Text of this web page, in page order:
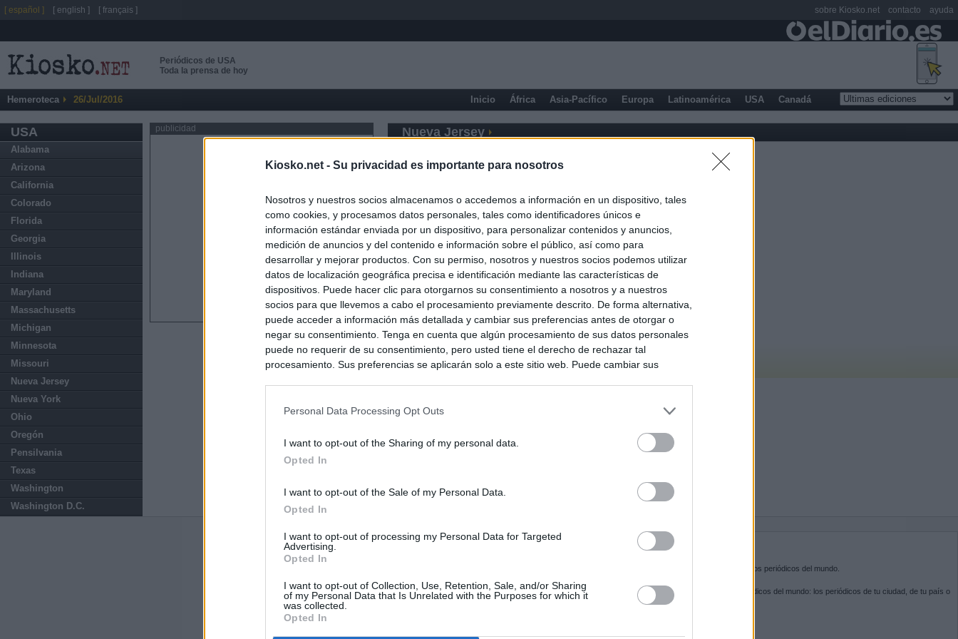
Kiosko.net - Su privacidad es importante para nosotros
Nosotros y nuestros socios almacenamos o accedemos a información en un dispositivo, tales
como cookies, y procesamos datos personales, tales como identificadores únicos e
información estándar enviada por un dispositivo, para personalizar contenidos y anuncios,
medición de anuncios y del contenido e información sobre el público, así como para
desarrollar y mejorar productos. Con su permiso, nosotros y nuestros socios podemos utilizar
datos de localización geográfica precisa e identificación mediante las características de
dispositivos. Puede hacer clic para otorgarnos su consentimiento a nosotros y a nuestros
socios para que llevemos a cabo el procesamiento previamente descrito. De forma alternativa,
puede acceder a información más detallada y cambiar sus preferencias antes de otorgar o
negar su consentimiento. Tenga en cuenta que algún procesamiento de sus datos personales
puede no requerir de su consentimiento, pero usted tiene el derecho de rechazar tal
procesamiento. Sus preferencias se aplicarán solo a este sitio web. Puede cambiar sus
Personal Data Processing Opt Outs
I want to opt-out of the Sharing of my personal data.
Opted In
I want to opt-out of the Sale of my Personal Data.
Opted In
I want to opt-out of processing my Personal Data for Targeted
Advertising.
Opted In
I want to opt-out of Collection, Use, Retention, Sale, and/or Sharing
of my Personal Data that Is Unrelated with the Purposes for which it
was collected.
Opted In
Periódicos de USA
Toda la prensa de hoy
Hemeroteca 26/Jul/2016 Inicio África Asia-Pacífico Europa Latinoamérica USA Canadá
USA
Alabama
Arizona
California
Colorado
Florida
Georgia
Illinois
Indiana
Maryland
Massachusetts
Michigan
Minnesota
Missouri
Nueva Jersey
Nueva York
Ohio
Oregón
Pensilvania
Texas
Washington
Washington D.C.
publicidad Nueva Jersey
Últimas noticias
uso personal: "Sería muy poco inteligente"
El Gobierno de Ayuso compró el ático de Chamberí por 6,3 millones de euros
SOBRE KIOSKO.NET
es la puerta de entrada a los periódicos del mundo.
Navega por las portadas de los periódicos del mundo: los periódicos de tu ciudad, de tu país o
del otro extremo del mundo.
[ español ] [ english ] [ français ] sobre Kiosko.net contacto ayuda